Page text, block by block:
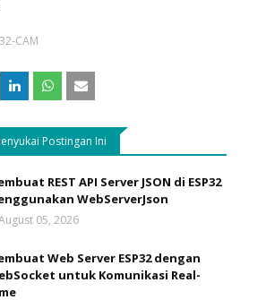
CAM
Postingan Ini
REST API Server JSON di ESP32
WebServerJson
05, 2026
Web Server ESP32 dengan
untuk Komunikasi Real-